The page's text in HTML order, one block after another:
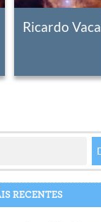
Ricardo Vaca
RECENTES